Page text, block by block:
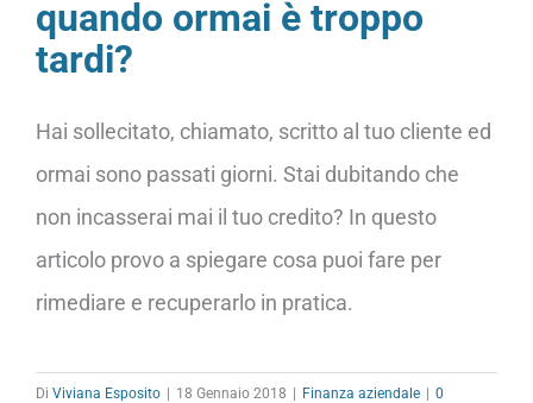
quando ormai è troppo
tardi?
Hai sollecitato, chiamato, scritto al tuo cliente ed
ormai sono passati giorni. Stai dubitando che
non incasserai mai il tuo credito? In questo
articolo provo a spiegare cosa puoi fare per
rimediare e recuperarlo in pratica.
Di Viviana Esposito | 18 Gennaio 2018 | Finanza aziendale | 0